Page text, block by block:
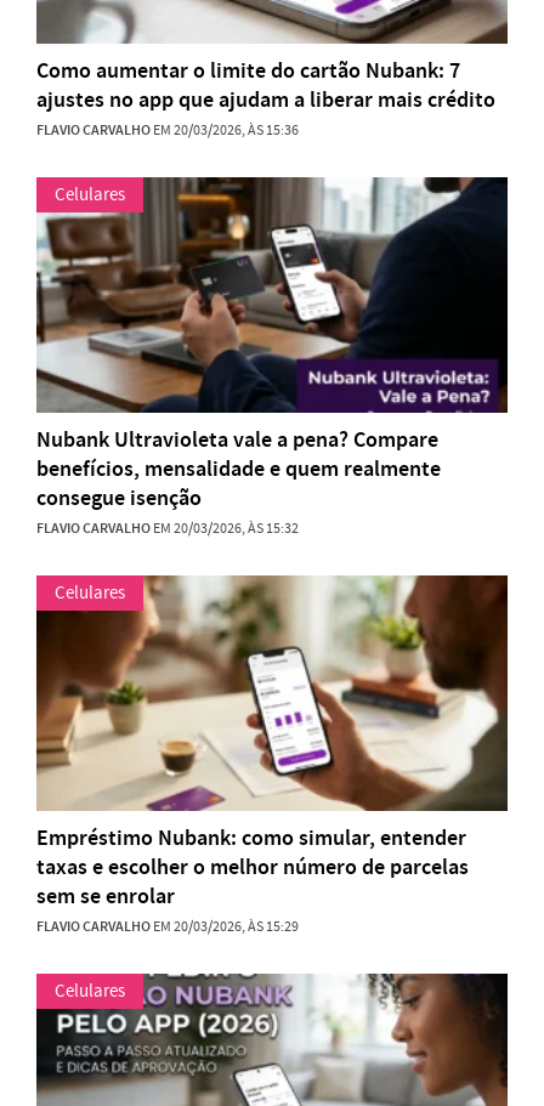
Como aumentar o limite do cartão Nubank: 7
ajustes no app que ajudam a liberar mais crédito
FLAVIO CARVALHOEM 20/03/2026, ÀS 15:36
Celulares
Nubank Ultravioleta vale a pena? Compare
benefícios, mensalidade e quem realmente
consegue isenção
FLAVIO CARVALHOEM 20/03/2026, ÀS 15:32
Celulares
Empréstimo Nubank: como simular, entender
taxas e escolher o melhor número de parcelas
sem se enrolar
FLAVIO CARVALHOEM 20/03/2026, ÀS 15:29
Celulares